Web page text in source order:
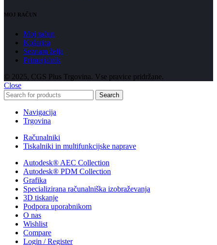
MOJ RAČUN
Moj račun
Košarica
Seznam želja
Primerjalnik
© 2025, CGS Plus Trgovina. Vse pravice pridržane.
Close
Search
Navigacija
Trgovina
Računalniki
Tiskalniki in multifunkcijske naprave
Autodesk® AEC Collection
Autodesk® PDM Collection
Grafika
Specializirana računalniška izobraževanja
3D tiskanje
Podpora uporabnikom
O nas
Wishlist
Compare
Login / Register